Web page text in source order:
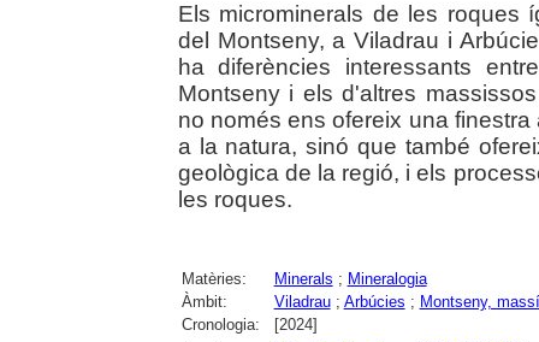
Els microminerals de les roques
del Montseny, a Viladrau i
ha diferències interessants
Montseny i els d'altres
no només ens ofereix una
a la natura, sinó que també
geològica de la regió, i els
les roques.
Matèries: Minerals ; Mineralogia
Àmbit:
Viladrau; Arbúcies ; Montseny,
Cronologia:
[2024]